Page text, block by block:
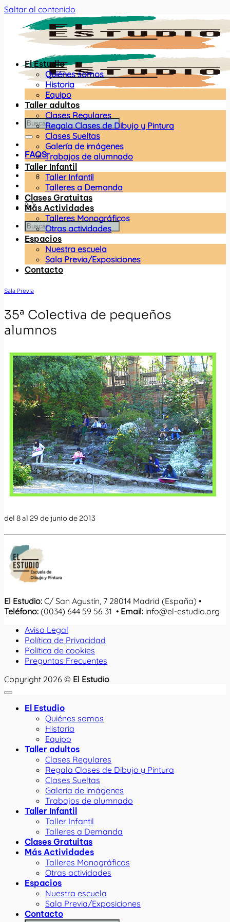
Saltar al contenido
FAQS
El Estudio
Quiénes somos
Historia
Equipo
Taller adultos
Clases Regulares
Regala Clases de Dibujo y Pintura
Clases Sueltas
Galería de imágenes
Trabajos de alumnado
Taller Infantil
Taller Infantil
Talleres a Demanda
Clases Gratuitas
Más Actividades
Talleres Monográficos
Otras actividades
Espacios
Nuestra escuela
Sala Previa/Exposiciones
Contacto
Sala Previa
35ª Colectiva de pequeños
alumnos
del 8 al 29 de junio de 2013
El Estudio: C/ San Agustín, 7 28014 Madrid (España) •
Teléfono: (0034) 644 59 56 31 • Email: info@el-estudio.org
Aviso Legal
Política de Privacidad
Política de cookies
Preguntas Frecuentes
Copyright 2026 © El Estudio
El Estudio
Quiénes somos
Historia
Equipo
Taller adultos
Clases Regulares
Regala Clases de Dibujo y Pintura
Clases Sueltas
Galería de imágenes
Trabajos de alumnado
Taller Infantil
Taller Infantil
Talleres a Demanda
Clases Gratuitas
Más Actividades
Talleres Monográficos
Otras actividades
Espacios
Nuestra escuela
Sala Previa/Exposiciones
Contacto